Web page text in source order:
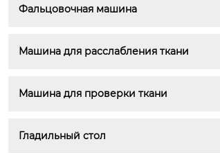
Фальцовочная машина
Машина для расслабления ткани
Машина для проверки ткани
Гладильный стол